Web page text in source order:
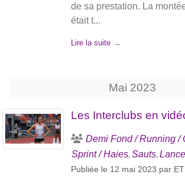
de sa prestation. La
était t...
Lire la suite
Mai 2023
Les Interclubs en
Demi Fond / Running /
Sprint / Haies Sauts
Publiée le 12 mai 2023 par